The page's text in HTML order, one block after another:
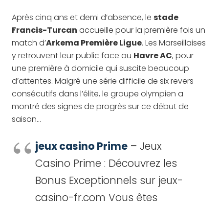
Après cinq ans et demi d’absence, le stade
Francis-Turcan accueille pour la première fois un
match d’Arkema Première Ligue. Les Marseillaises
y retrouvent leur public face au Havre AC, pour
une première à domicile qui suscite beaucoup
d’attentes. Malgré une série difficile de six revers
consécutifs dans l’élite, le groupe olympien a
montré des signes de progrès sur ce début de
saison…
jeux casino Prime – Jeux
Casino Prime : Découvrez les
Bonus Exceptionnels sur jeux-
casino-fr.com Vous êtes